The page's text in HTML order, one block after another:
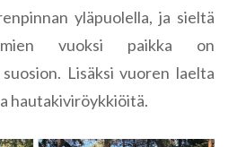
yläpuolella, ja sieltä
vuoksi paikka on
Lisäksi vuoren laelta
hautakiviröykkiöitä.